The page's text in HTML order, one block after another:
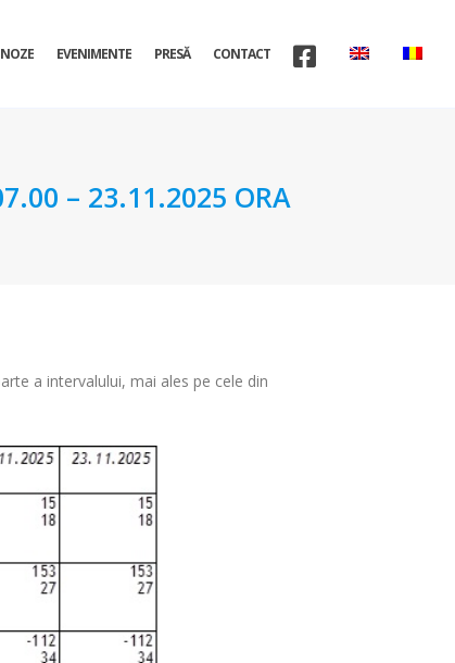
EVENIMENTE PRESĂ CONTACT
– 23.11.2025 ORA
a intervalului, mai ales pe cele din